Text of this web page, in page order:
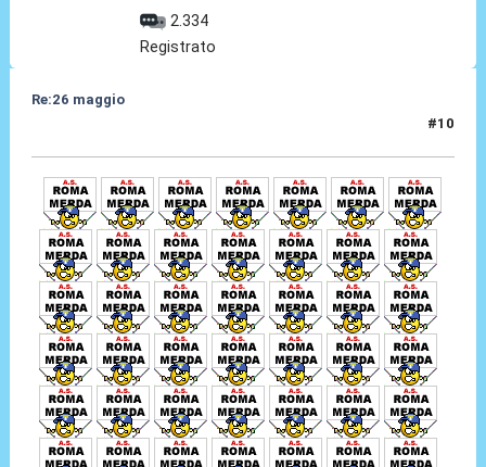
2.334
Registrato
Re:26 maggio
#10